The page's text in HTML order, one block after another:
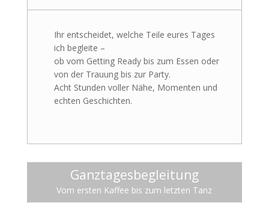
Ihr entscheidet, welche Teile eures Tages
ich begleite –
ob vom Getting Ready bis zum Essen oder
von der Trauung bis zur Party.
Acht Stunden voller Nähe, Momenten und
echten Geschichten.
Ganztagesbegleitung
Vom ersten Kaffee bis zum letzten Tanz